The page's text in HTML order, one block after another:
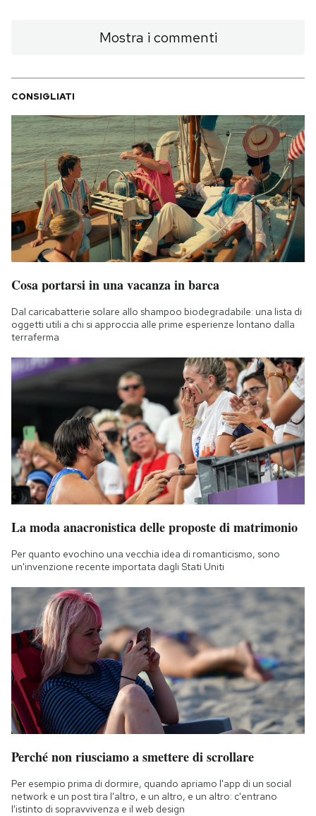
Mostra i commenti
CONSIGLIATI
Cosa portarsi in una vacanza in barca
Dal caricabatterie solare allo shampoo biodegradabile: una lista di
oggetti utili a chi si approccia alle prime esperienze lontano dalla
terraferma
La moda anacronistica delle proposte di matrimonio
Per quanto evochino una vecchia idea di romanticismo, sono
un'invenzione recente importata dagli Stati Uniti
Perché non riusciamo a smettere di scrollare
Per esempio prima di dormire, quando apriamo l'app di un social
network e un post tira l'altro, e un altro, e un altro: c'entrano
l'istinto di sopravvivenza e il web design